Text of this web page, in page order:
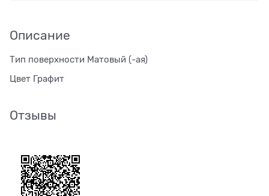
Описание
Тип поверхности Матовый (-ая)
Цвет Графит
Отзывы